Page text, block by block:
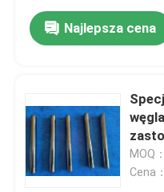
Łoże z
Ceramiczne łożyska
Ceramiczne łożysko
Najlepsza cena
MOQ
Cena